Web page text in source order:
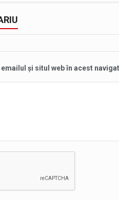
și situl web în acest